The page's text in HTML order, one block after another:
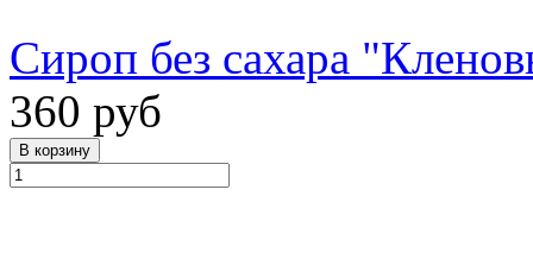
Сироп без сахара
360 руб